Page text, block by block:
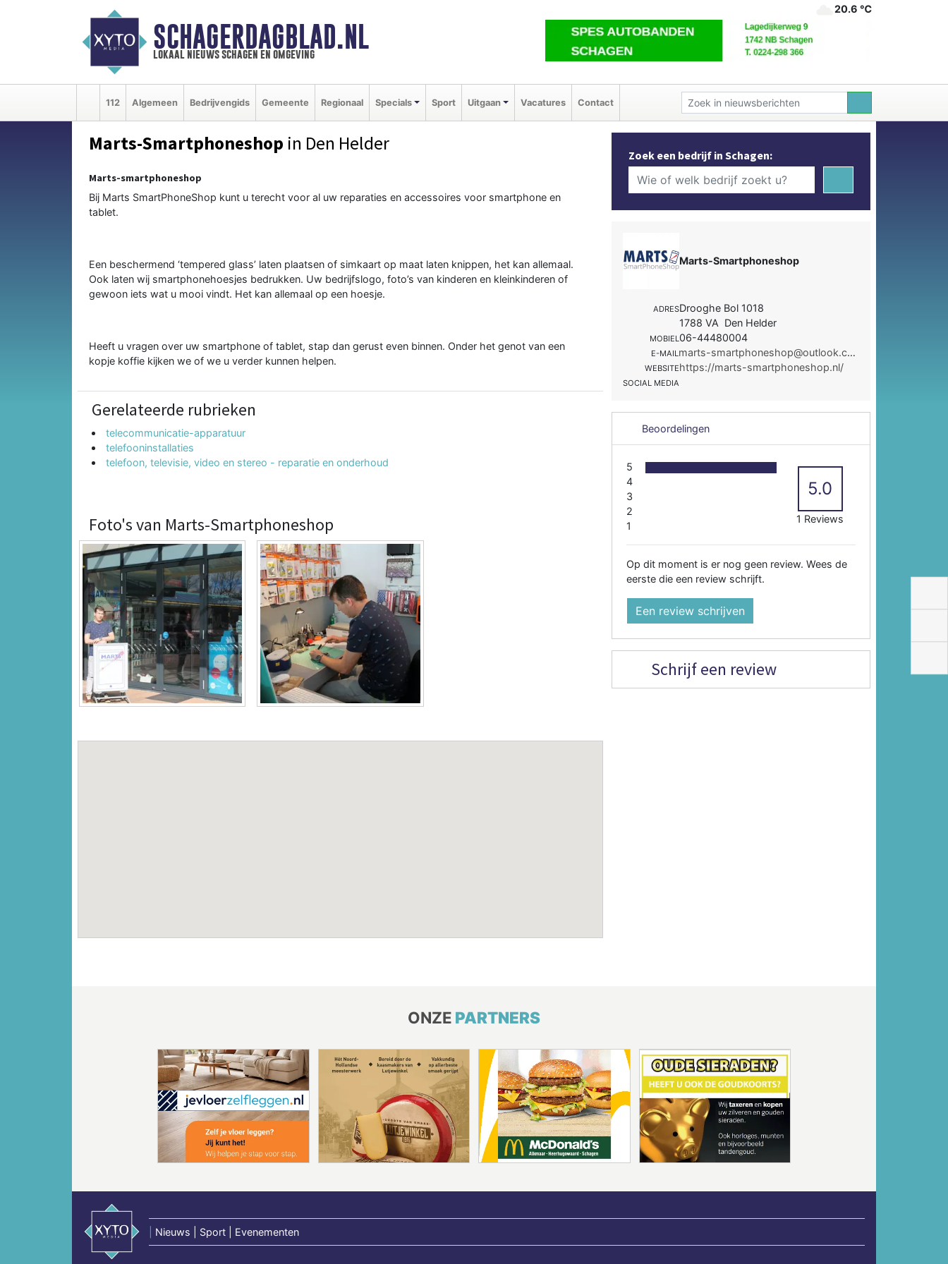
SCHAGERDAGBLAD.NL
lokaal nieuws schagen en omgeving
20.6 ℃
112 Algemeen Bedrijvengids Gemeente Regionaal Specials Sport Uitgaan Vacatures Contact
Marts-Smartphoneshop in Den Helder
Marts-smartphoneshop
Bij Marts SmartPhoneShop kunt u terecht voor al uw reparaties en accessoires voor smartphone en
tablet.
Een beschermend ‘tempered glass’ laten plaatsen of simkaart op maat laten knippen, het kan allemaal.
Ook laten wij smartphonehoesjes bedrukken. Uw bedrijfslogo, foto’s van kinderen en kleinkinderen of
gewoon iets wat u mooi vindt. Het kan allemaal op een hoesje.
Heeft u vragen over uw smartphone of tablet, stap dan gerust even binnen. Onder het genot van een
kopje koffie kijken we of we u verder kunnen helpen.
Gerelateerde rubrieken
telecommunicatie-apparatuur
telefooninstallaties
telefoon, televisie, video en stereo - reparatie en onderhoud
Foto's van Marts-Smartphoneshop
Zoek een bedrijf in Schagen:
Marts-Smartphoneshop
ADRESDrooghe Bol 1018
1788 VA Den Helder
MOBIEL06-44480004
E-MAIL marts-smartphoneshop@outlook.com
WEBSITEhttps://marts-smartphoneshop.nl/
SOCIAL MEDIA
Beoordelingen
5
4
3
2
1
5.0
1 Reviews
Op dit moment is er nog geen review. Wees de
eerste die een review schrijft.
Een review schrijven
Schrijf een review
ONZE PARTNERS
Nieuws | Sport | Evenementen